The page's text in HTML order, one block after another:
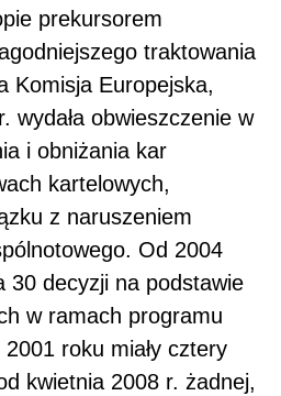
prekursorem
traktowania
Komisja Europejska,
wydała obwieszczenie w
i obniżania kar
kartelowych,
z naruszeniem
Od 2004
30 decyzji na podstawie
w ramach programu
roku miały cztery
kwietnia 2008 r. żadnej,